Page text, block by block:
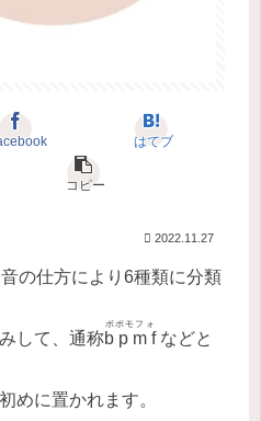
はてブ
コピー
2022.11.27
の仕方により6種類に分類
して、通称b p m f
ボポモフォ
などと
めに置かれます。